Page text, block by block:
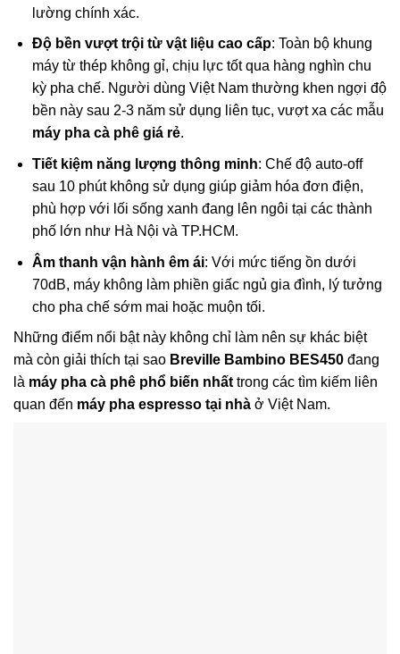
lường chính xác.
Độ bền vượt trội từ vật liệu cao cấp: Toàn bộ khung
máy từ thép không gỉ, chịu lực tốt qua hàng nghìn chu
kỳ pha chế. Người dùng Việt Nam thường khen ngợi độ
bền này sau 2-3 năm sử dụng liên tục, vượt xa các mẫu
máy pha cà phê giá rẻ.
Tiết kiệm năng lượng thông minh: Chế độ auto-off
sau 10 phút không sử dụng giúp giảm hóa đơn điện,
phù hợp với lối sống xanh đang lên ngôi tại các thành
phố lớn như Hà Nội và TP.HCM.
Âm thanh vận hành êm ái: Với mức tiếng ồn dưới
70dB, máy không làm phiền giấc ngủ gia đình, lý tưởng
cho pha chế sớm mai hoặc muộn tối.
Những điểm nổi bật này không chỉ làm nên sự khác biệt
mà còn giải thích tại sao Breville Bambino BES450 đang
là máy pha cà phê phổ biến nhất trong các tìm kiếm liên
quan đến máy pha espresso tại nhà ở Việt Nam.